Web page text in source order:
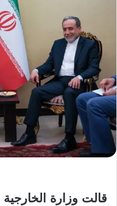
قالت وزارة الخارجية